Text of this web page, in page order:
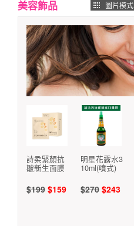
美容飾品 圖片模式
詩柔緊顏抗
皺新生面膜
$199 $159
明星花露水3
10ml(噴式)
$270 $243